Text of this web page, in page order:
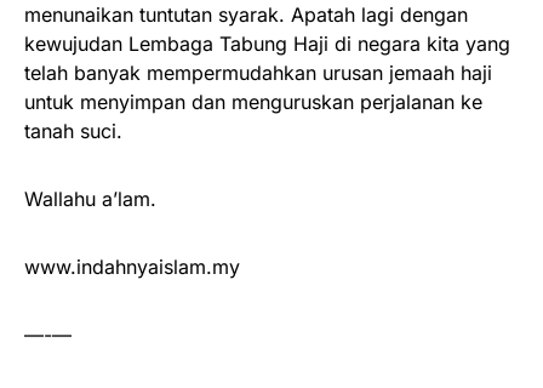
menunaikan tuntutan syarak. Apatah lagi dengan
kewujudan Lembaga Tabung Haji di negara kita yang
telah banyak mempermudahkan urusan jemaah haji
untuk menyimpan dan menguruskan perjalanan ke
tanah suci.
Wallahu a’lam.
www.indahnyaislam.my
—-—